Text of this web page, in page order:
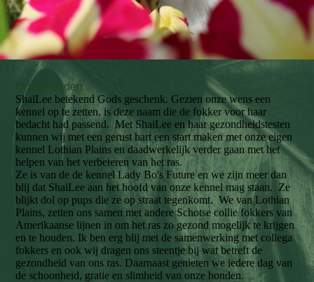
Onze honden
ShaiLee betekend Gods geschenk. Gezien onze wens een
kennel op te zetten, is deze naam die de fokker voor haar
bedacht had passend. Met ShaiLee en haar gezondheidstesten
kunnen wij met een gerust hart een start maken met onze eigen
kennel Lothian Plains en daadwerkelijk verder gaan met het
helpen van het verbeteren van het ras.
Ze is van de de kennel Lady Bo's Future en we zijn meer dan
blij dat ShaiLee aan het hoofd van onze kennel mag staan. Ze
blijkt dol op pups die ze op straat tegenkomt. We van Lothian
Plains, zetten ons samen met andere Schotse collie fokkers van
Amerikaanse lijnen in om het ras zo gezond mogelijk te krijgen
en te houden. Ik ben erg blij met de samenwerking met collega
fokkers en ook wij dragen ons steentje bij wat betreft de
gezondheid van ons ras. Daarnaast genieten we iedere dag van
de schoonheid, gratie en slimheid van onze honden.